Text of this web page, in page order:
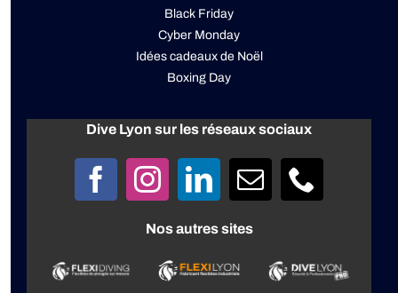
Black Friday
Cyber Monday
Idées cadeaux de Noël
Boxing Day
Dive Lyon sur les réseaux sociaux
Nos autres sites